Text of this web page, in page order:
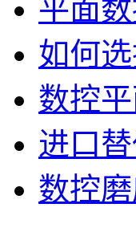
平面
如何
数控
进口
数控